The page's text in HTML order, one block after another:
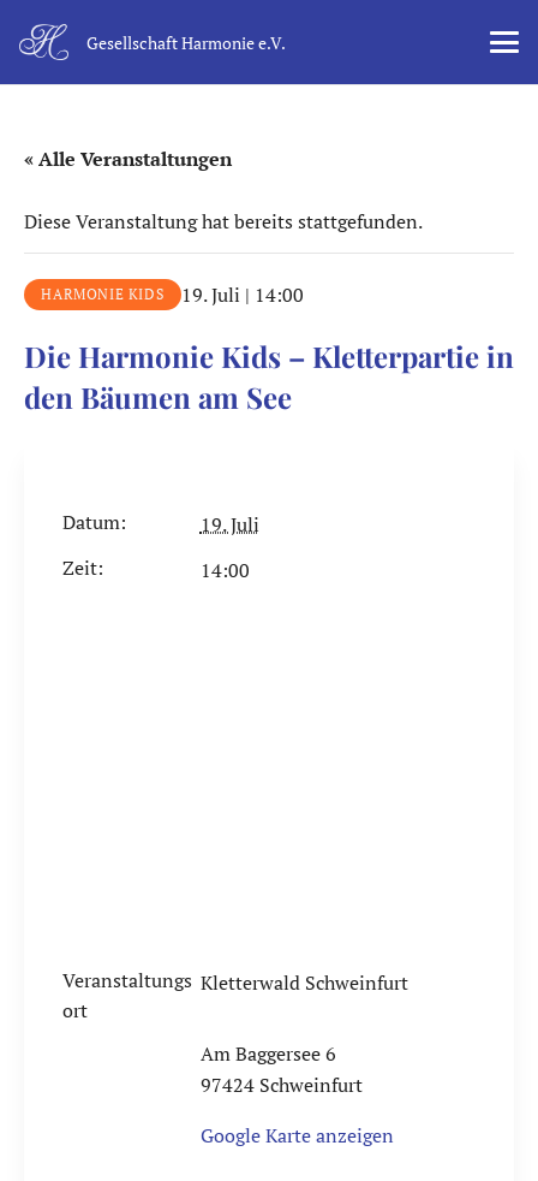
Gesellschaft Harmonie e.V.
« Alle Veranstaltungen
Diese Veranstaltung hat bereits stattgefunden.
HARMONIE KIDS 19. Juli | 14:00
Die Harmonie Kids – Kletterpartie in
den Bäumen am See
Datum:
19. Juli
Zeit:
14:00
Veranstaltungs
ort
Kletterwald Schweinfurt
Am Baggersee 6
97424 Schweinfurt
Google Karte anzeigen